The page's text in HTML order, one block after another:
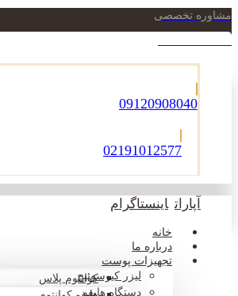
مشاوره تخصصی
09120908040
02191012577
آپارات اینستاگرام
خانه
درباره ما
تجهیزات پوست
لیزر کیوسوئیچکوانتوم پلاس
دستگاه هایفو